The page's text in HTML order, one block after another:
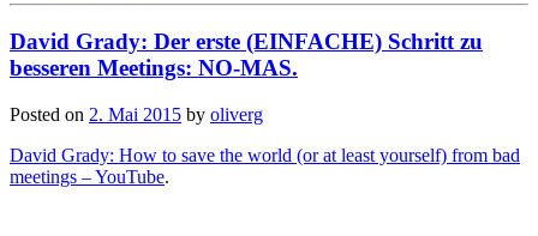
David Grady: Der erste (EINFACHE) Schritt zu
besseren Meetings: NO-MAS.
Posted on 2. Mai 2015 by oliverg
David Grady: How to save the world (or at least yourself) from bad
meetings – YouTube.